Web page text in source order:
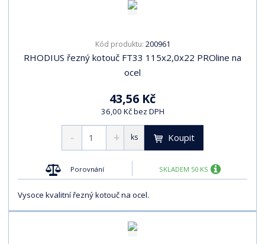
Kód produktu: 200961
RHODIUS řezný kotouč FT33 115x2,0x22 PROline na
ocel
43,56 Kč
36,00 Kč bez DPH
ks Koupit
Porovnání SKLADEM 50 KS
Vysoce kvalitní řezný kotouč na ocel.